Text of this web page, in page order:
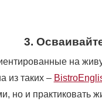
3.
на
из таких –
но и практиковать